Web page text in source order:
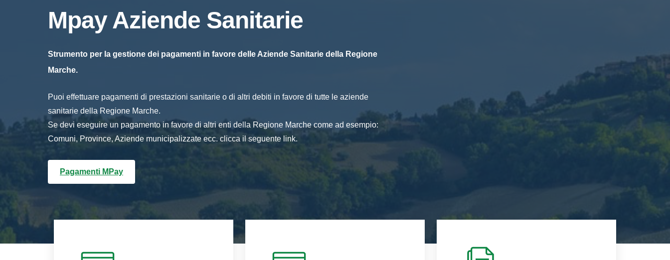
Mpay Aziende Sanitarie
Strumento per la gestione dei pagamenti in favore delle Aziende Sanitarie della Regione
Marche.
Puoi effettuare pagamenti di prestazioni sanitarie o di altri debiti in favore di tutte le aziende
sanitarie della Regione Marche.
Se devi eseguire un pagamento in favore di altri enti della Regione Marche come ad esempio:
Comuni, Province, Aziende municipalizzate ecc. clicca il seguente link.
Pagamenti MPay